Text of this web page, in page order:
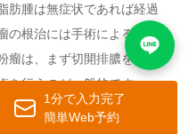
肪腫は無症状であれば経過
の根治には手術による摘出
は、まず切開排膿を行
を行うのが一般的です。
状はどれですか？
1分で入力完了
簡単Web予約